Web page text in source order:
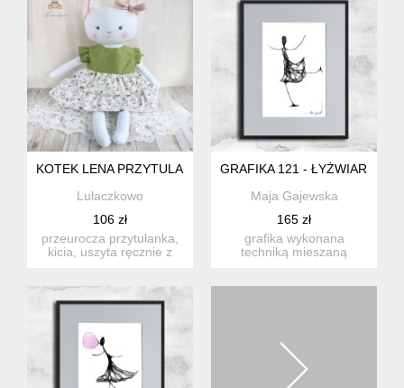
KOTEK LENA PRZYTULANKA W SUKIENECZCE BEŻ-ZIELEŃ
Lulaczkowo
106 zł
przeurocza przytulanka,
kicia, uszyta ręcznie z
GRAFIKA 121 - ŁYŻWIARKA
Maja Gajewska
165 zł
grafika wykonana
techniką mieszaną